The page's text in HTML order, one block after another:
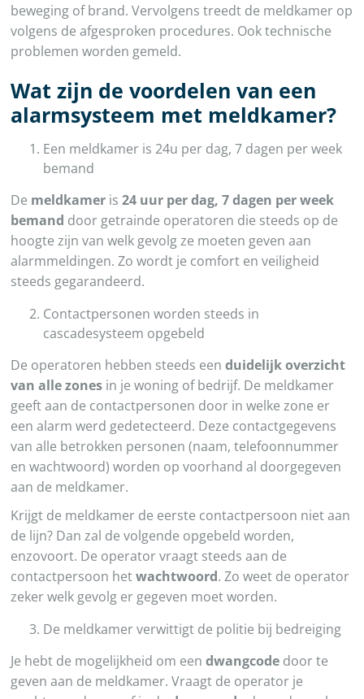
beweging of brand. Vervolgens treedt de meldkamer op
volgens de afgesproken procedures. Ook technische
problemen worden gemeld.
Wat zijn de voordelen van een
alarmsysteem met meldkamer?
Een meldkamer is 24u per dag, 7 dagen per week
bemand
De meldkamer is24 uur per dag, 7 dagen per week
bemand door getrainde operatoren die steeds op de
hoogte zijn van welk gevolg ze moeten geven aan
alarmmeldingen. Zo wordt je comfort en veiligheid
steeds gegarandeerd.
Contactpersonen worden steeds in
cascadesysteem opgebeld
De operatoren hebben steeds eenduidelijk overzicht
van alle zones in je woning of bedrijf. De meldkamer
geeft aan de contactpersonen door in welke zone er
een alarm werd gedetecteerd. Deze contactgegevens
van alle betrokken personen (naam, telefoonnummer
en wachtwoord) worden op voorhand al doorgegeven
aan de meldkamer.
Krijgt de meldkamer de eerste contactpersoon niet aan
de lijn? Dan zal de volgende opgebeld worden,
enzovoort. De operator vraagt steeds aan de
contactpersoon hetwachtwoord. Zo weet de operator
zeker welk gevolg er gegeven moet worden.
De meldkamer verwittigt de politie bij bedreiging
Je hebt de mogelijkheid om eendwangcode door te
geven aan de meldkamer. Vraagt de operator je